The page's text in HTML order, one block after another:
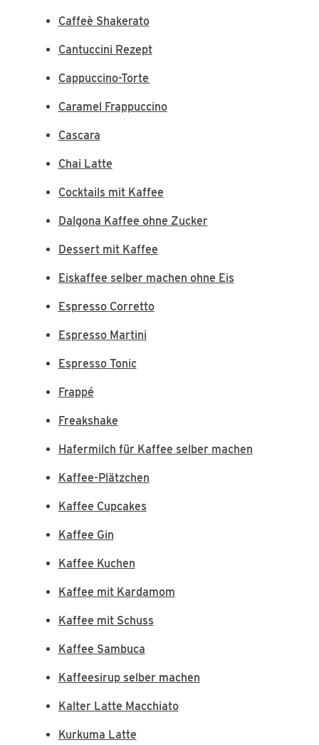
Caffeè Shakerato
Cantuccini Rezept
Cappuccino-Torte
Caramel Frappuccino
Cascara
Chai Latte
Cocktails mit Kaffee
Dalgona Kaffee ohne Zucker
Dessert mit Kaffee
Eiskaffee selber machen ohne Eis
Espresso Corretto
Espresso Martini
Espresso Tonic
Frappé
Freakshake
Hafermilch für Kaffee selber machen
Kaffee-Plätzchen
Kaffee Cupcakes
Kaffee Gin
Kaffee Kuchen
Kaffee mit Kardamom
Kaffee mit Schuss
Kaffee Sambuca
Kaffeesirup selber machen
Kalter Latte Macchiato
Kurkuma Latte